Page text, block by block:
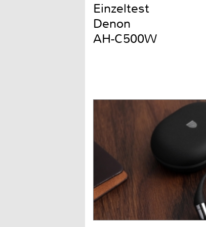
Einzeltest
Denon
AH-C500W